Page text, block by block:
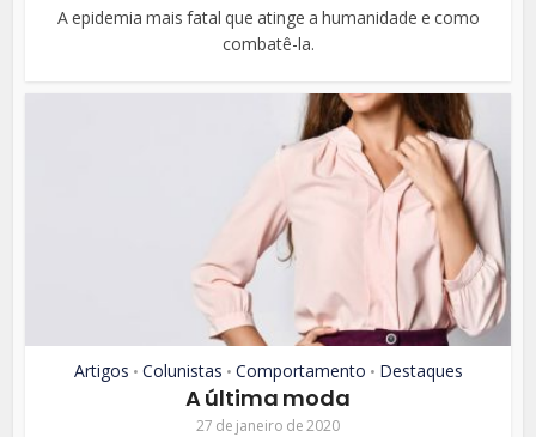
A epidemia mais fatal que atinge a humanidade e como
combatê-la.
Artigos • Colunistas • Comportamento • Destaques
A última moda
27 de janeiro de 2020